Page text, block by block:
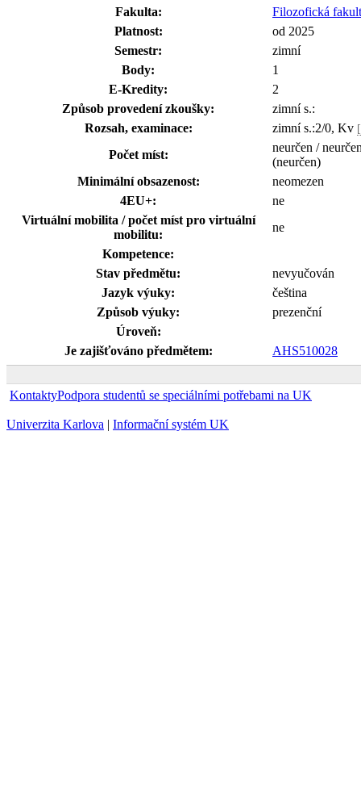
Fakulta:
Filozofická
Platnost:
od 2025
Semestr:
zimní
Body:
1
E-Kredity:
2
Způsob provedení zkoušky:
zimní s.:
Rozsah, examinace:
zimní s.:2/0, Kv
Počet míst:
neurčen /
(neurčen)
Minimální obsazenost:
neomezen
4EU+:
ne
Virtuální mobilita / počet míst pro virtuální
mobilitu:
ne
Kompetence:
Stav předmětu:
nevyučován
Jazyk výuky:
čeština
Způsob výuky:
prezenční
Úroveň:
Je zajišťováno předmětem:
AHS510028
KontaktyPodpora studentů se speciálními potřebami na UK
Univerzita Karlova | Informační systém UK